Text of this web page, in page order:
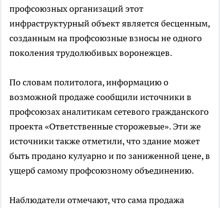
профсоюзных организаций этот
инфраструктурный объект является бесценным,
созданным на профсоюзные взносы не одного
поколения трудолюбивых воронежцев.
По словам политолога, информацию о
возможной продаже сообщили источники в
профсоюзах аналитикам сетевого гражданского
проекта «Ответственные сторожевые». Эти же
источники также отметили, что здание может
быть продано кулуарно и по заниженной цене, в
ущерб самому профсоюзному объединению.
Наблюдатели отмечают, что сама продажа